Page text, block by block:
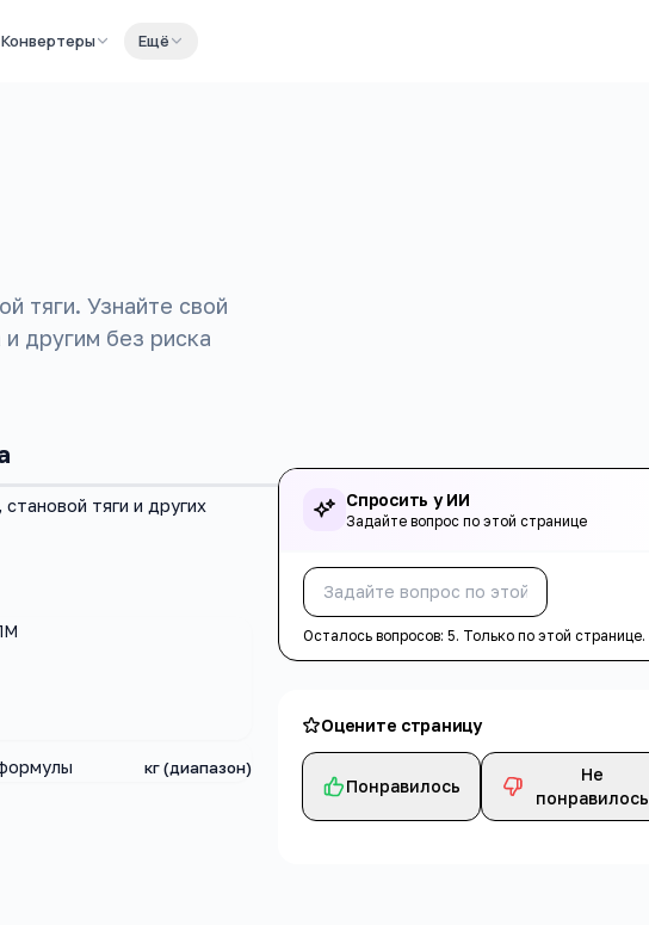
Конвертеры Ещё
тяги. Узнайте свой
другим без риска
тяги и других
кг (диапазон)
Спросить у ИИ
Задайте вопрос по этой странице
Осталось вопросов:5. Только по этой странице.
Оцените страницу
Понравилось
Не
понравилось